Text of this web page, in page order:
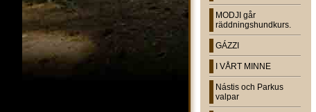
MODJI går
räddningshundkurs.
GÁZZI
I VÅRT MINNE
Nástis och Parkus
valpar